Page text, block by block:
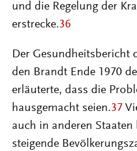
und die Regelung der
erstrecke.36
Der Gesundheitsbericht
den Brandt Ende 1970
erläuterte, dass die
hausgemacht seien.37
auch in anderen
steigende